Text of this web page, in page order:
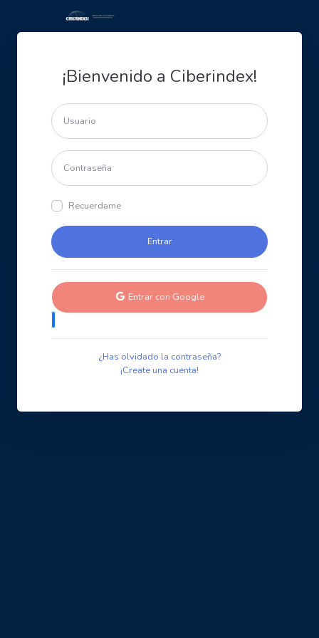
¡Bienvenido a Ciberindex!
Recuerdame
Entrar con Google
¿Has olvidado la contraseña?
¡Create una cuenta!